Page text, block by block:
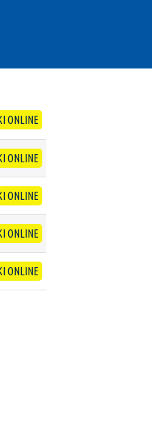
ONLINE
ONLINE
ONLINE
ONLINE
ONLINE